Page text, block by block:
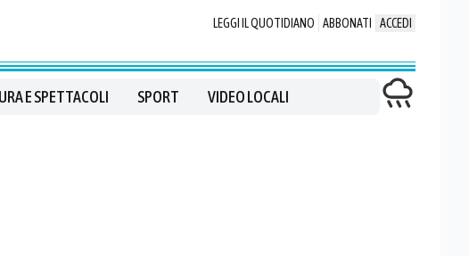
LEGGI IL QUOTIDIANO ABBONATI ACCEDI
E SPETTACOLI SPORT VIDEO LOCALI